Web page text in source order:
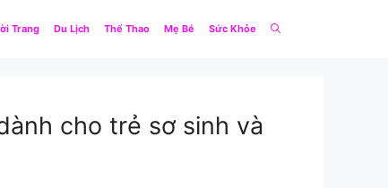
Trang Du Lịch Thể Thao Mẹ Bé Sức Khỏe
cho trẻ sơ sinh và